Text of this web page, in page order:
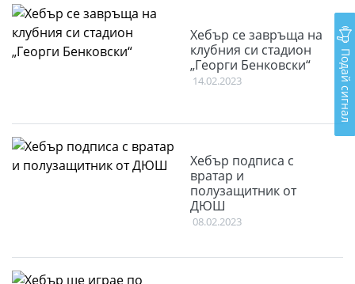
Хебър се завръща на
клубния си стадион
„Георги Бенковски“
14.02.2023
Хебър подписа с
вратар и
полузащитник от
ДЮШ
08.02.2023
Подай сигнал